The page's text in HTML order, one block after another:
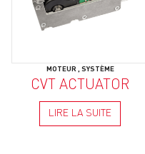
MOTEUR SYSTÈME
CVT ACTUATOR
LIRE LA SUITE